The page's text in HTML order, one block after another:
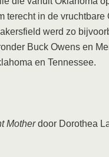
terecht in de vruchtbare
werd zo
Buck Owens en
en Tennessee.
Motherdoor Dorothea